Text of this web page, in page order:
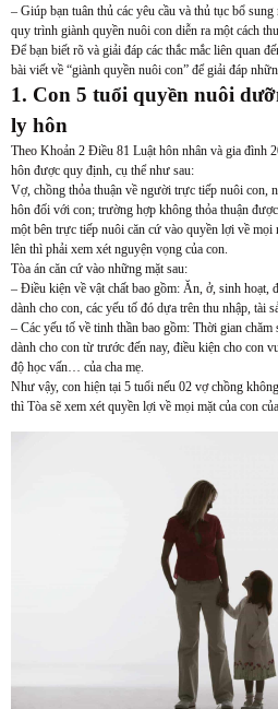
– Giúp bạn tuân thủ các yêu cầu và thủ tục bổ
quy trình giành quyền nuôi con diễn ra một cách
Để bạn biết rõ và giải đáp các thắc mắc liên quan
bài viết về “giành quyền nuôi con” để giải đáp
1. Con 5 tuổi quyền nuôi
ly hôn
Theo Khoản 2 Điều 81 Luật hôn nhân và gia đình
hôn được quy định, cụ thể như sau:
Vợ, chồng thỏa thuận về người trực tiếp nuôi con,
hôn đối với con; trường hợp không thỏa thuận
một bên trực tiếp nuôi căn cứ vào quyền lợi về
lên thì phải xem xét nguyện vọng của con.
Tòa án căn cứ vào những mặt sau:
– Điều kiện về vật chất bao gồm: Ăn, ở, sinh hoạt,
dành cho con, các yếu tố đó dựa trên thu nhập, tài
– Các yếu tố về tinh thần bao gồm: Thời gian
dành cho con từ trước đến nay, điều kiện cho con
độ học vấn… của cha mẹ.
Như vậy, con hiện tại 5 tuổi nếu 02 vợ chồng
thì Tòa sẽ xem xét quyền lợi về mọi mặt của con